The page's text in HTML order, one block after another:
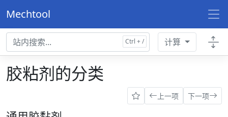
Mechtool
计算
胶粘剂的分类
上一项 下一项